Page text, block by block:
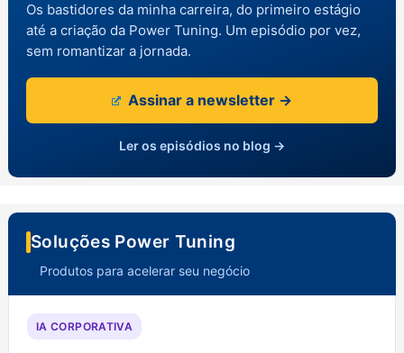
Os bastidores da minha carreira, do primeiro estágio
até a criação da Power Tuning. Um episódio por vez,
sem romantizar a jornada.
Assinar a newsletter →
Ler os episódios no blog →
Soluções Power Tuning
Produtos para acelerar seu negócio
IA CORPORATIVA